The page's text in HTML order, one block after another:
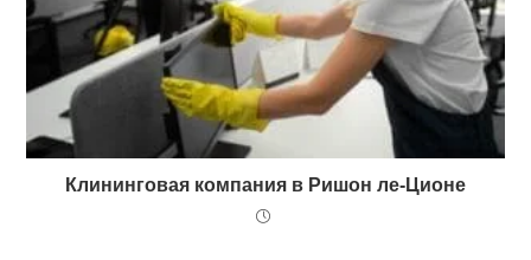
Клининговая компания в Ришон ле-Ционе